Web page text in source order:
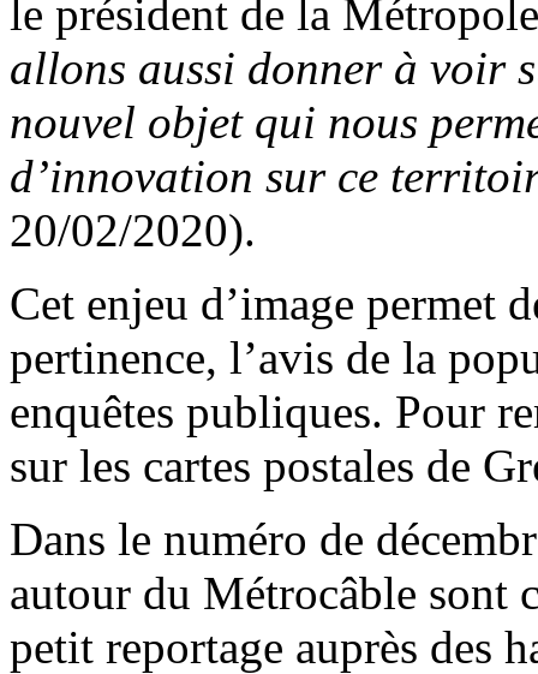
le président de la
allons aussi donner à voir
nouvel objet qui nous
d’innovation sur ce
20/02/2020).
Cet enjeu d’image permet
pertinence, l’avis de la
enquêtes publiques. Pour
sur les cartes postales de
Dans le numéro de
autour du Métrocâble sont
petit reportage auprès des